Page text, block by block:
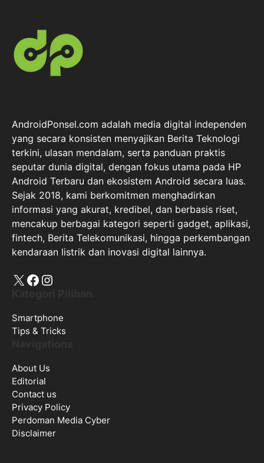
AndroidPonsel.com adalah media digital independen
yang secara konsisten menyajikan Berita Teknologi
terkini, ulasan mendalam, serta panduan praktis
seputar dunia digital, dengan fokus utama pada HP
Android Terbaru dan ekosistem Android secara luas.
Sejak 2018, kami berkomitmen menghadirkan
informasi yang akurat, kredibel, dan berbasis riset,
mencakup berbagai kategori seperti gadget, aplikasi,
fintech, Berita Telekomunikasi, hingga perkembangan
kendaraan listrik dan inovasi digital lainnya.
X Facebook
Instagram
Smartphone
Tips & Tricks
About Us
Editorial
Contact us
Privacy Policy
Perdoman Media Cyber
Disclaimer